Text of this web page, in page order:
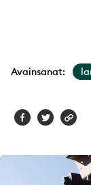
Avainsanat: